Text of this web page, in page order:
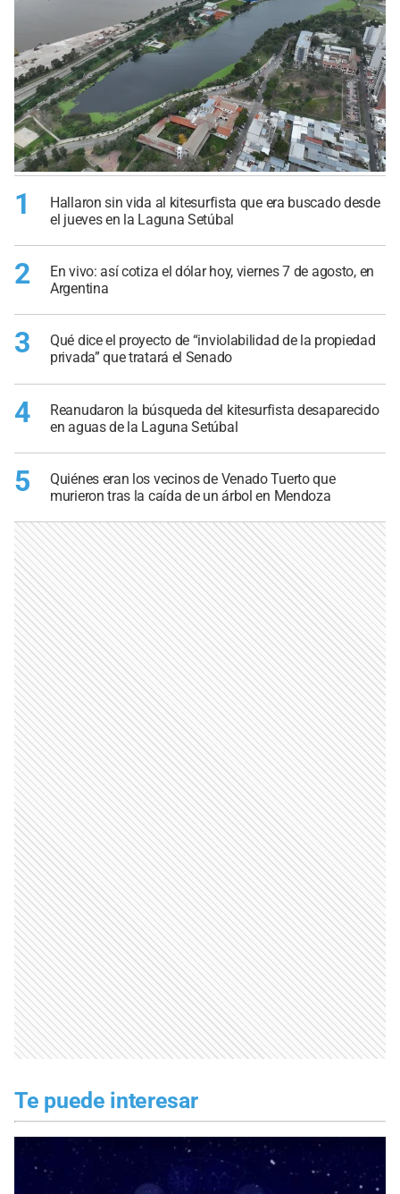
1
Hallaron sin vida al kitesurfista que era buscado desde
el jueves en la Laguna Setúbal
2
En vivo: así cotiza el dólar hoy, viernes 7 de agosto, en
Argentina
3
Qué dice el proyecto de “inviolabilidad de la propiedad
privada” que tratará el Senado
4
Reanudaron la búsqueda del kitesurfista desaparecido
en aguas de la Laguna Setúbal
5
Quiénes eran los vecinos de Venado Tuerto que
murieron tras la caída de un árbol en Mendoza
Te puede interesar